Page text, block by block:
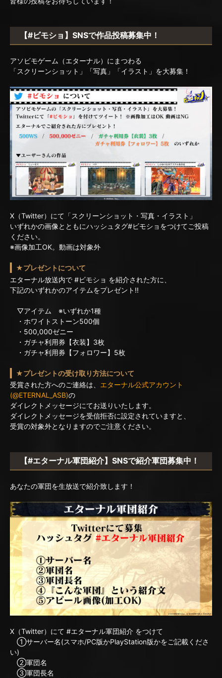
【#ビモショ】SNSで作品投稿募集中！
アソビモゲーム（エターナル）にまつわる
「スクリーンショット」「写真」「イラスト」を大募集！
X（Twitter）にて「スクリーンショット・写真・イラスト」
いずれかの画像とともにハッシュタグ#ビモショをつけてご投稿
ください。
※画像加工OK。動画は対象外
★プレゼントについて
エターナル放送内で #ビモショ を紹介された方に、
下記のいずれかのアイテムをプレゼント!!
▽アイテム ※いずれか1種
・ホワイトストーン500個
・500,000ゼニー
・ガチャ利用券【衣装】3枚
・ガチャ利用券【フォロワー】5枚
★プレゼントの受け取り方法について
受賞された方へのご連絡は、 エターナル公式アカウント
(@ETERNAL_ASB)の
ダイレクトメッセージにてお送りいたします。
ダイレクトメッセージを受信拒否に設定されていますと、
受賞の対象外となりますのでご注意ください。
【#エターナル軍団紹介】SNSで紹介軍団募集中！
あなたの軍団を生放送で紹介致します！
X（Twitter）にて #エターナル軍団紹介 をつけて
①サーバー名(スマホ/PC版かPlayStation版かをご記載くださ
い)
②軍団名
③軍団長名